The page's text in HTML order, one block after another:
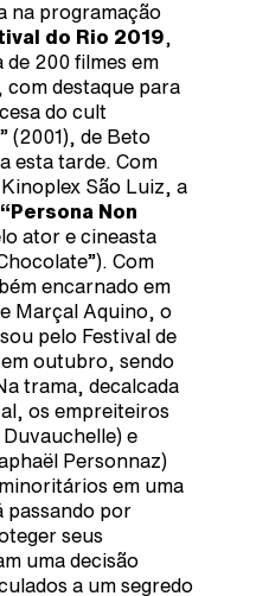
na programação
do Rio 2019
200 filmes em
com destaque para
do cult
(2001), de Beto
esta tarde. Com
São Luiz, a
“Persona Non
ator e cineasta
Com
encarnado em
Marçal Aquino, o
pelo Festival de
outubro, sendo
trama, decalcada
os empreiteiros
e
Personnaz)
em uma
passando por
seus
uma decisão
a um segredo